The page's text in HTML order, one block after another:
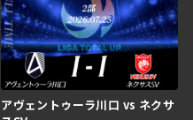
アヴェントゥーラ川口 vs ネクサ